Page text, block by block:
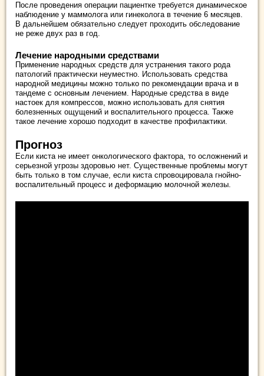
После проведения операции пациентке требуется динамическое
наблюдение у маммолога или гинеколога в течение 6 месяцев.
В дальнейшем обязательно следует проходить обследование
не реже двух раз в год.
Лечение народными средствами
Применение народных средств для устранения такого рода
патологий практически неуместно. Использовать средства
народной медицины можно только по рекомендации врача и в
тандеме с основным лечением. Народные средства в виде
настоек для компрессов, можно использовать для снятия
болезненных ощущений и воспалительного процесса. Также
такое лечение хорошо подходит в качестве профилактики.
Прогноз
Если киста не имеет онкологического фактора, то осложнений и
серьезной угрозы здоровью нет. Существенные проблемы могут
быть только в том случае, если киста спровоцировала гнойно-
воспалительный процесс и деформацию молочной железы.